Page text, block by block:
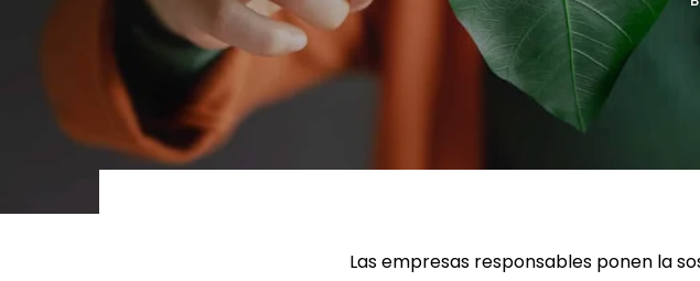
LEER MÁS
Las empresas responsables ponen la